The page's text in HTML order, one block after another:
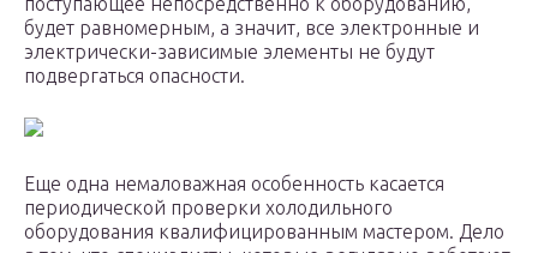
будет равномерным, а значит, все электронные и
электрически-зависимые элементы не будут
подвергаться опасности.
Еще одна немаловажная особенность касается
периодической проверки холодильного
оборудования квалифицированным мастером. Дело